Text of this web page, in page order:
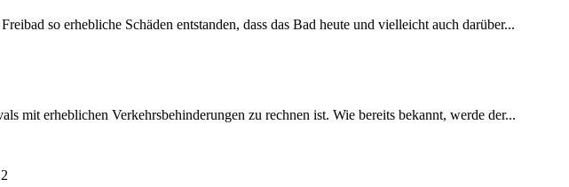
so erhebliche Schäden entstanden, dass das Bad heute und vielleicht auch darüber...
mit erheblichen Verkehrsbehinderungen zu rechnen ist. Wie bereits bekannt, werde der...